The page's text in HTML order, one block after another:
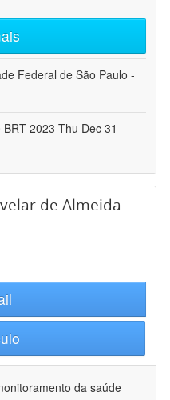
Federal de São Paulo -
2023-Thu Dec 31
de Almeida
da saúde